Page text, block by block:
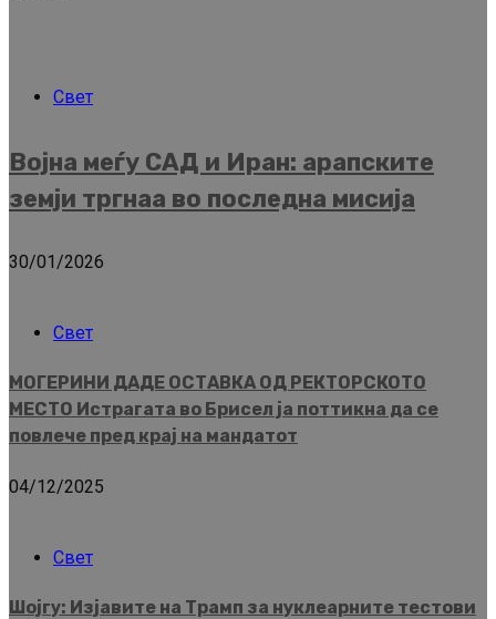
Свет
Војна меѓу САД и Иран: арапските
земји тргнаа во последна мисија
30/01/2026
Свет
МОГЕРИНИ ДАДЕ ОСТАВКА ОД РЕКТОРСКОТО
МЕСТО Истрагата во Брисел ја поттикна да се
повлече пред крај на мандатот
04/12/2025
Свет
Шојгу: Изјавите на Трамп за нуклеарните тестови